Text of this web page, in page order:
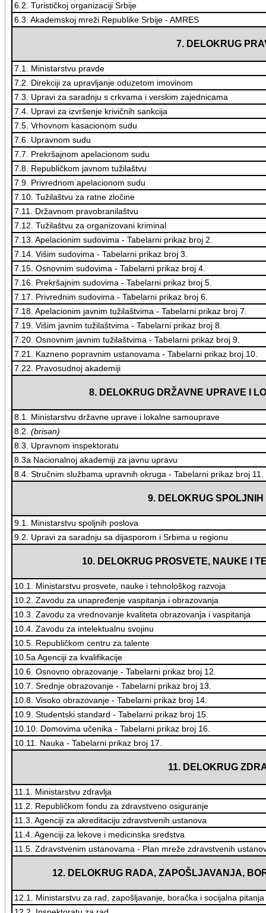
6.2. Turističkoj organizaciji Srbije
6.3. Akademskoj mreži Republike Srbije - AMRES
7. DELOKRUG
7.1. Ministarstvu pravde
7.2. Direkciji za upravljanje oduzetom imovinom
7.3. Upravi za saradnju s crkvama i verskim zajednicama
7.4. Upravi za izvršenje krivičnih sankcija
7.5. Vrhovnom kasacionom sudu
7.6. Upravnom sudu
7.7. Prekršajnom apelacionom sudu
7.8. Republičkom javnom tužilaštvu
7.9. Privrednom apelacionom sudu
7.10. Tužilaštvu za ratne zločine
7.11. Državnom pravobranilaštvu
7.12. Tužilaštvu za organizovani kriminal
7.13. Apelacionim sudovima - Tabelarni prikaz broj 2.
7.14. Višim sudovima - Tabelarni prikaz broj 3.
7.15. Osnovnim sudovima - Tabelarni prikaz broj 4.
7.16. Prekršajnim sudovima - Tabelarni prikaz broj 5.
7.17. Privrednim sudovima - Tabelarni prikaz broj 6.
7.18. Apelacionim javnim tužilaštvima - Tabelarni prikaz broj 7.
7.19. Višim javnim tužilaštvima - Tabelarni prikaz broj 8.
7.20. Osnovnim javnim tužilaštvima - Tabelarni prikaz broj 9.
7.21. Kazneno popravnim ustanovama - Tabelarni prikaz broj 10.
7.22. Pravosudnoj akademiji
8. DELOKRUG DRŽAVNE UPRAVE I
8.1. Ministarstvu državne uprave i lokalne samouprave
8.2. (brisan)
8.3. Upravnom inspektoratu
8.3a Nacionalnoj akademiji za javnu upravu
8.4. Stručnim službama upravnih okruga - Tabelarni prikaz broj 11.
9. DELOKRUG SPOLJNIH
9.1. Ministarstvu spoljnih poslova
9.2. Upravi za saradnju sa dijasporom i Srbima u regionu
10. DELOKRUG PROSVETE, NAUKE I
10.1. Ministarstvu prosvete, nauke i tehnološkog razvoja
10.2. Zavodu za unapređenje vaspitanja i obrazovanja
10.3. Zavodu za vrednovanje kvaliteta obrazovanja i vaspitanja
10.4. Zavodu za intelektualnu svojinu
10.5. Republičkom centru za talente
10.5a Agenciji za kvalifikacije
10.6. Osnovno obrazovanje - Tabelarni prikaz broj 12.
10.7. Srednje obrazovanje - Tabelarni prikaz broj 13.
10.8. Visoko obrazovanje - Tabelarni prikaz broj 14.
10.9. Studentski standard - Tabelarni prikaz broj 15.
10.10. Domovima učenika - Tabelarni prikaz broj 16.
10.11. Nauka - Tabelarni prikaz broj 17.
11. DELOKRUG
11.1. Ministarstvu zdravlja
11.2. Republičkom fondu za zdravstveno osiguranje
11.3. Agenciji za akreditaciju zdravstvenih ustanova
11.4. Agenciji za lekove i medicinska sredstva
11.5. Zdravstvenim ustanovama - Plan mreže zdravstvenih
12. DELOKRUG RADA, ZAPOŠLJAVANJA,
12.1. Ministarstvu za rad, zapošljavanje, boračka i socijalna pitanja